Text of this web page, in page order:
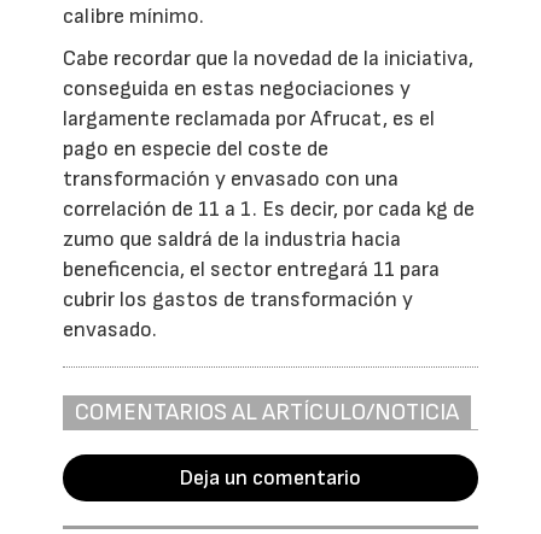
calibre mínimo.
Cabe recordar que la novedad de la iniciativa,
conseguida en estas negociaciones y
largamente reclamada por Afrucat, es el
pago en especie del coste de
transformación y envasado con una
correlación de 11 a 1. Es decir, por cada kg de
zumo que saldrá de la industria hacia
beneficencia, el sector entregará 11 para
cubrir los gastos de transformación y
envasado.
COMENTARIOS AL ARTÍCULO/NOTICIA
Deja un comentario